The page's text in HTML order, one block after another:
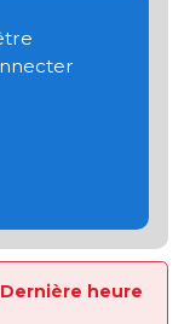
heure